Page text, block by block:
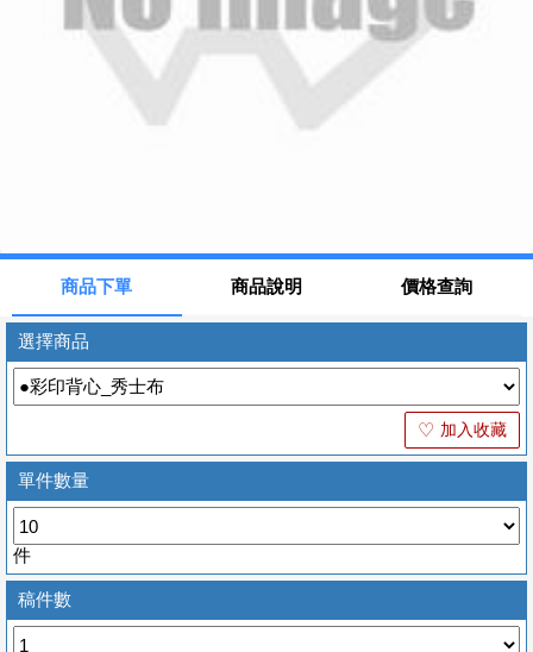
商品下單 商品說明 價格查詢
選擇商品
♡ 加入收藏
單件數量
件
稿件數